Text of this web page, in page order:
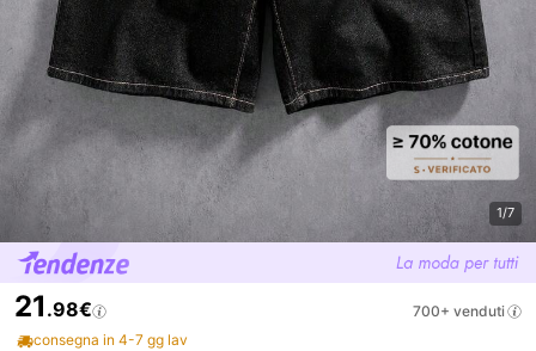
1/7
21 .98€
700+ venduti
consegna in 4-7 gg lav